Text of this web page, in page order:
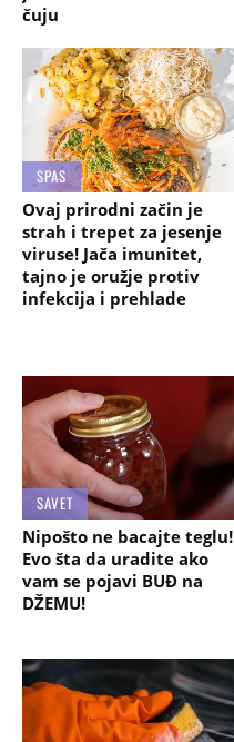
čuju
SPAS
Ovaj prirodni začin je
strah i trepet za jesenje
viruse! Jača imunitet,
tajno je oružje protiv
infekcija i prehlade
SAVET
Nipošto ne bacajte teglu!
Evo šta da uradite ako
vam se pojavi BUĐ na
DŽEMU!